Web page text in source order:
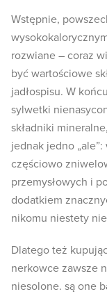
Wstępnie,
rozwiane – coraz
być wartościowe
jadłospisu. W
sylwetki
składniki
jednak jedno
częściowo
przemysłowych i
dodatkiem
nikomu niestety nie
Dlatego też
nerkowce zawsze
niesolone. są one